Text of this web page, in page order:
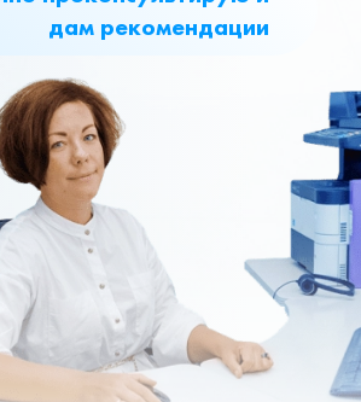
дам рекомендации